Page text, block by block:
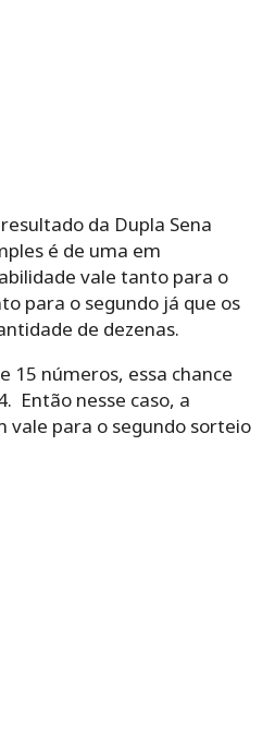
da Dupla Sena
é de uma em
vale tanto para o
para o segundo já que os
de dezenas.
15 números, essa chance
Então nesse caso, a
vale para o segundo sorteio